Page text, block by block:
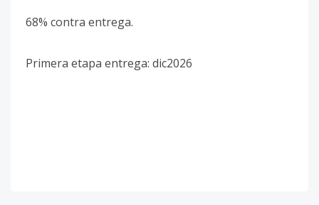
68% contra entrega.
Primera etapa entrega: dic2026